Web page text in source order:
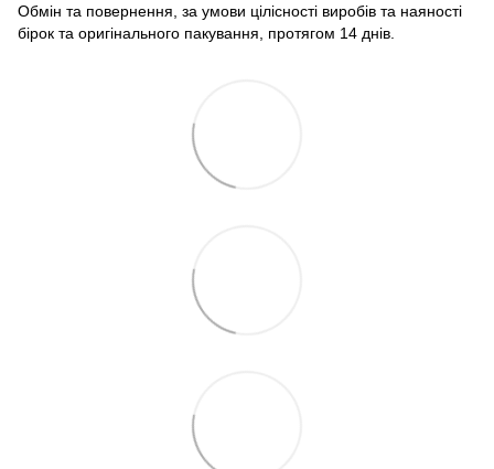
Обмін та повернення, за умови цілісності виробів та наяності
бірок та оригінального пакування, протягом 14 днів.